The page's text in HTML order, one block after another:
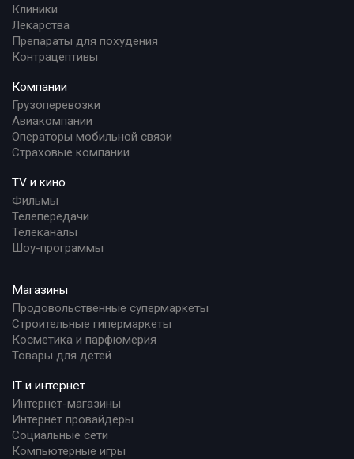
Клиники
Лекарства
Препараты для похудения
Контрацептивы
Компании
Грузоперевозки
Авиакомпании
Операторы мобильной связи
Страховые компании
TV и кино
Фильмы
Телепередачи
Телеканалы
Шоу-программы
Магазины
Продовольственные супермаркеты
Строительные гипермаркеты
Косметика и парфюмерия
Товары для детей
IT и интернет
Интернет-магазины
Интернет провайдеры
Социальные сети
Компьютерные игры